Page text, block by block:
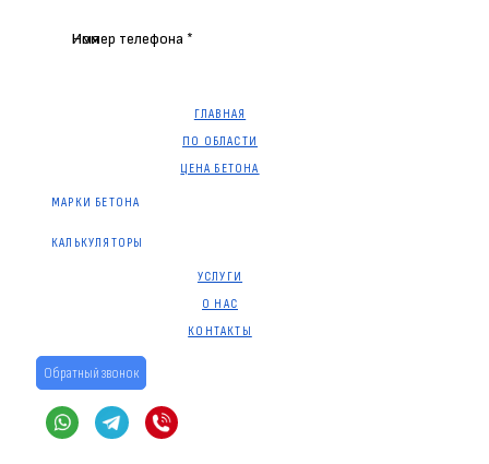
ГЛАВНАЯ
ПО ОБЛАСТИ
ЦЕНА БЕТОНА
МАРКИ БЕТОНА
КАЛЬКУЛЯТОРЫ
УСЛУГИ
О НАС
КОНТАКТЫ
Обратный звонок
Имя
Номер телефона *